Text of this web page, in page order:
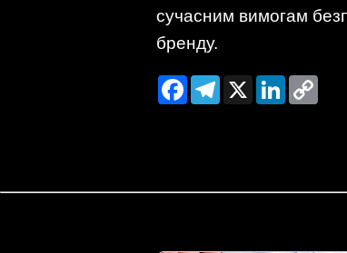
сучасним вимогам
бренду.
FacebookTelegram
X LinkedIn